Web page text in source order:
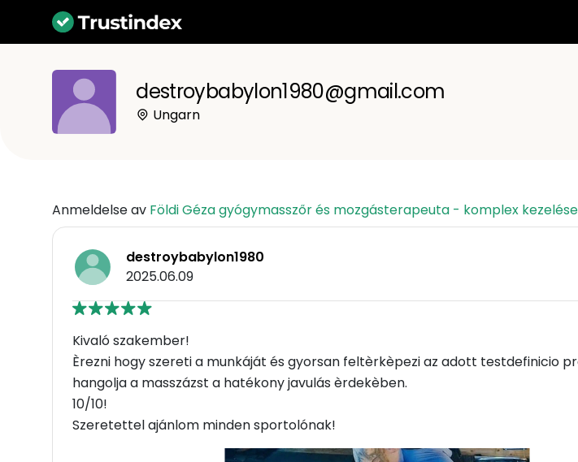
destroybabylon1980@gmail.com
Ungarn
Anmeldelse av Földi Géza gyógymasszőr és mozgásterapeuta - komplex
destroybabylon1980
2025.06.09
Kivaló szakember!
Èrezni hogy szereti a munkáját és gyorsan feltèrkèpezi az adott testdefinicio
hangolja a masszázst a hatékony javulás èrdekèben.
10/10!
Szeretettel ajánlom minden sportolónak!